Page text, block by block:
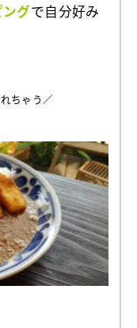
ングで自分好み
ちゃう／